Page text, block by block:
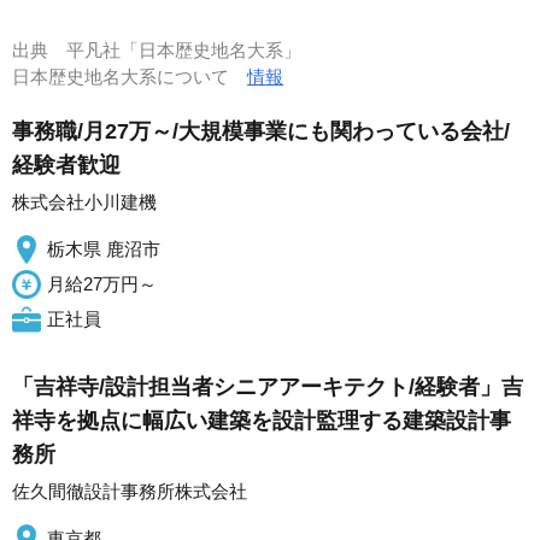
出典 平凡社「日本歴史地名大系」
日本歴史地名大系について情報
事務職/月27万～/大規模事業にも関わっている会社/
経験者歓迎
株式会社小川建機
栃木県 鹿沼市
月給27万円～
正社員
「吉祥寺/設計担当者シニアアーキテクト/経験者」吉
祥寺を拠点に幅広い建築を設計監理する建築設計事
務所
佐久間徹設計事務所株式会社